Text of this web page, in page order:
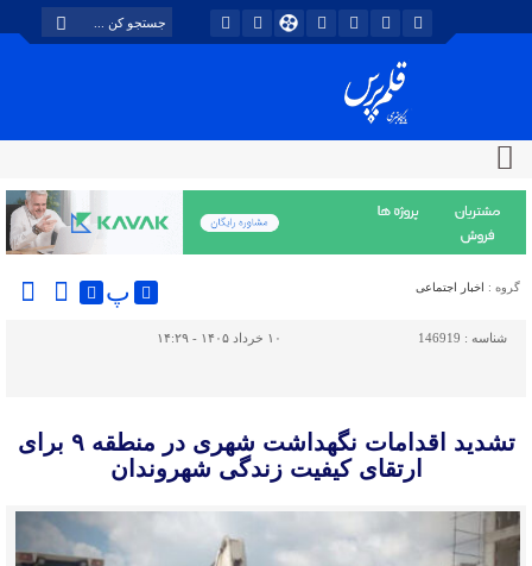
گروه : اخبار اجتماعی پ
شناسه : 146919 ۱۰ خرداد ۱۴۰۵ - ۱۴:۲۹
تشدید اقدامات نگهداشت شهری در منطقه ۹ برای
ارتقای کیفیت زندگی شهروندان